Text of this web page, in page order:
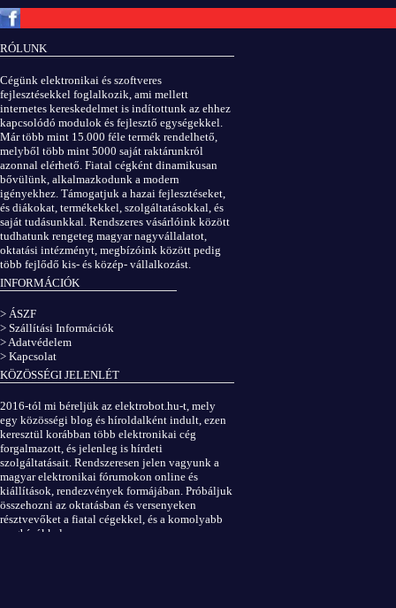
RÓLUNK
Cégünk elektronikai és szoftveres
fejlesztésekkel foglalkozik, ami mellett
internetes kereskedelmet is indítottunk az ehhez
kapcsolódó modulok és fejlesztő egységekkel.
Már több mint 15.000 féle termék rendelhető,
melyből több mint 5000 saját raktárunkról
azonnal elérhető. Fiatal cégként dinamikusan
bővülünk, alkalmazkodunk a modern
igényekhez. Támogatjuk a hazai fejlesztéseket,
és diákokat, termékekkel, szolgáltatásokkal, és
saját tudásunkkal. Rendszeres vásárlóink között
tudhatunk rengeteg magyar nagyvállalatot,
oktatási intézményt, megbízóink között pedig
több fejlődő kis- és közép- vállalkozást.
INFORMÁCIÓK
> ÁSZF
> Szállítási Információk
> Adatvédelem
> Kapcsolat
KÖZÖSSÉGI JELENLÉT
2016-tól mi béreljük az elektrobot.hu-t, mely
egy közösségi blog és híroldalként indult, ezen
keresztül korábban több elektronikai cég
forgalmazott, és jelenleg is hírdeti
szolgáltatásait. Rendszeresen jelen vagyunk a
magyar elektronikai fórumokon online és
kiállítások, rendezvények formájában. Próbáljuk
összehozni az oktatásban és versenyeken
résztvevőket a fiatal cégekkel, és a komolyabb
megbízókkal.